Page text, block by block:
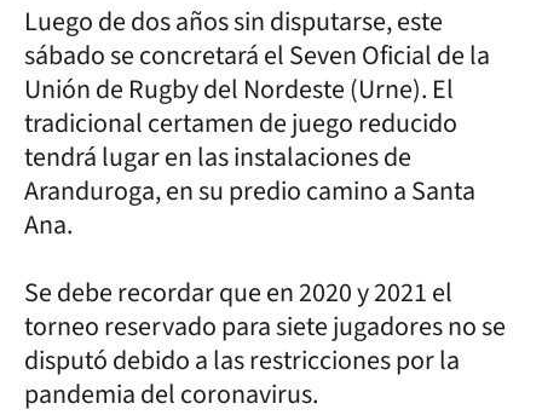
Luego de dos años sin disputarse, este
sábado se concretará el Seven Oficial de la
Unión de Rugby del Nordeste (Urne). El
tradicional certamen de juego reducido
tendrá lugar en las instalaciones de
Aranduroga, en su predio camino a Santa
Ana.
Se debe recordar que en 2020 y 2021 el
torneo reservado para siete jugadores no se
disputó debido a las restricciones por la
pandemia del coronavirus.